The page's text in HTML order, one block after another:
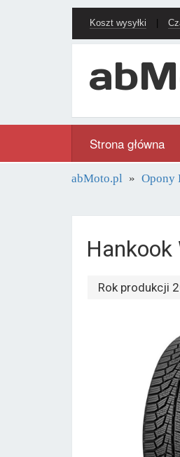
Koszt wysyłki
Strona główna
abMoto.pl Opony
Rok produkcji